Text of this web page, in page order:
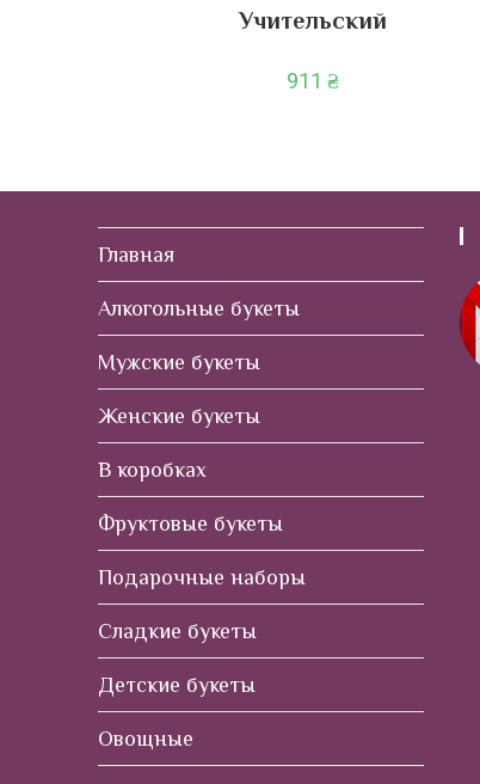
Учительский
911₴
Главная
Алкогольные букеты
Мужские букеты
Женские букеты
В коробках
Фруктовые букеты
Подарочные наборы
Сладкие букеты
Детские букеты
Овощные